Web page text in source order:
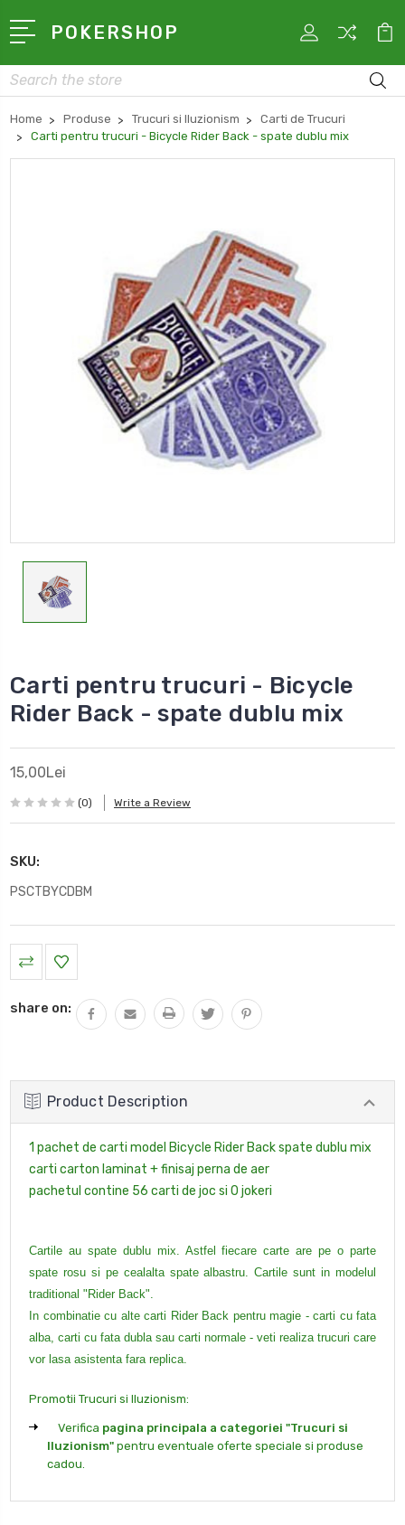
POKERSHOP
Search
Home Produse Trucuri si Iluzionism
Carti de Trucuri
Carti pentru trucuri - Bicycle Rider Back - spate dublu mix
Carti pentru trucuri - Bicycle
Rider Back - spate dublu mix
15,00Lei
(0) Write a Review
SKU:
PSCTBYCDBM
Current
Stock:
share on:
Product Description
1 pachet de carti model Bicycle Rider Back spate dublu mix
carti carton laminat + finisaj perna de aer
pachetul contine 56 carti de joc si 0 jokeri
Cartile au spate dublu mix. Astfel fiecare carte are pe o parte
spate rosu si pe cealalta spate albastru. Cartile sunt in modelul
traditional "Rider Back".
In combinatie cu alte carti Rider Back pentru magie - carti cu fata
alba, carti cu fata dubla sau carti normale - veti realiza trucuri care
vor lasa asistenta fara replica.
Promotii Trucuri si Iluzionism:
Verifica pagina principala a categoriei "Trucuri si
Iluzionism" pentru eventuale oferte speciale si produse
cadou.